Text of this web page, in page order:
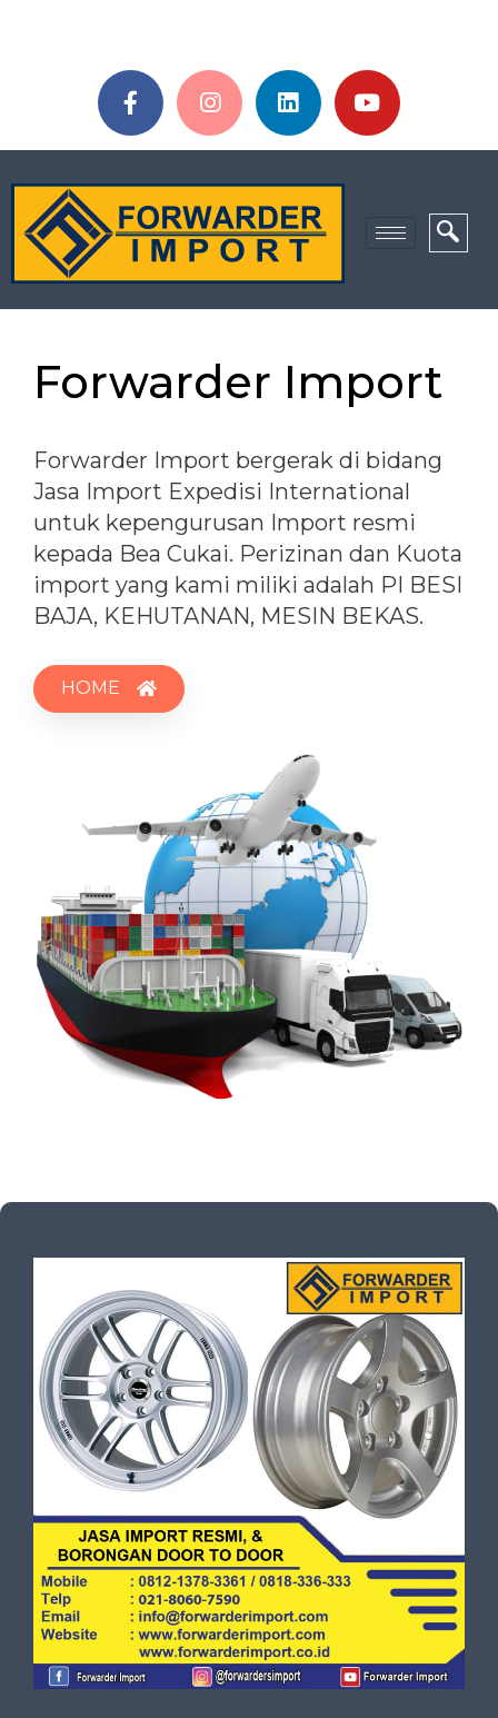
Forwarder Import
Forwarder Import bergerak di bidang
Jasa Import Expedisi International
untuk kepengurusan Import resmi
kepada Bea Cukai. Perizinan dan Kuota
import yang kami miliki adalah PI BESI
BAJA, KEHUTANAN, MESIN BEKAS.
HOME